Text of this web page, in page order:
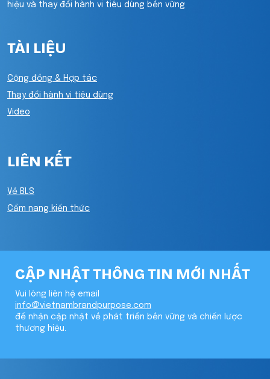
hiệu và thay đổi hành vi tiêu dùng bền vững
TÀI LIỆU
Cộng đồng & Hợp tác
Thay đổi hành vi tiêu dùng
Video
LIÊN KẾT
Về BLS
Cẩm nang kiến thức
CẬP NHẬT THÔNG TIN MỚI NHẤT
Vui lòng liên hệ email
info@vietnambrandpurpose.com
để nhận cập nhật về phát triển bền vững và chiến lược
thương hiệu.